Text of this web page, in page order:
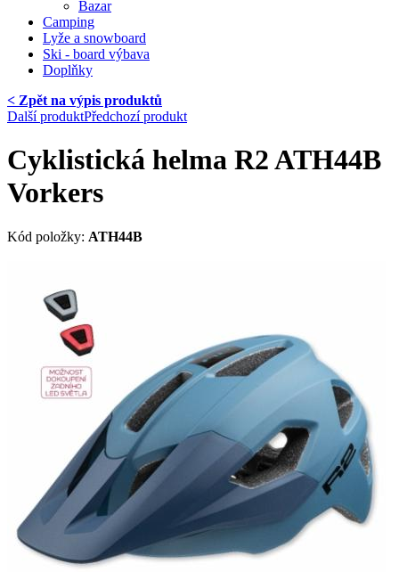
Bazar
Camping
Lyže a snowboard
Ski - board výbava
Doplňky
< Zpět na výpis produktů
Další produktPředchozí produkt
Cyklistická helma R2 ATH44B
Vorkers
Kód položky: ATH44B